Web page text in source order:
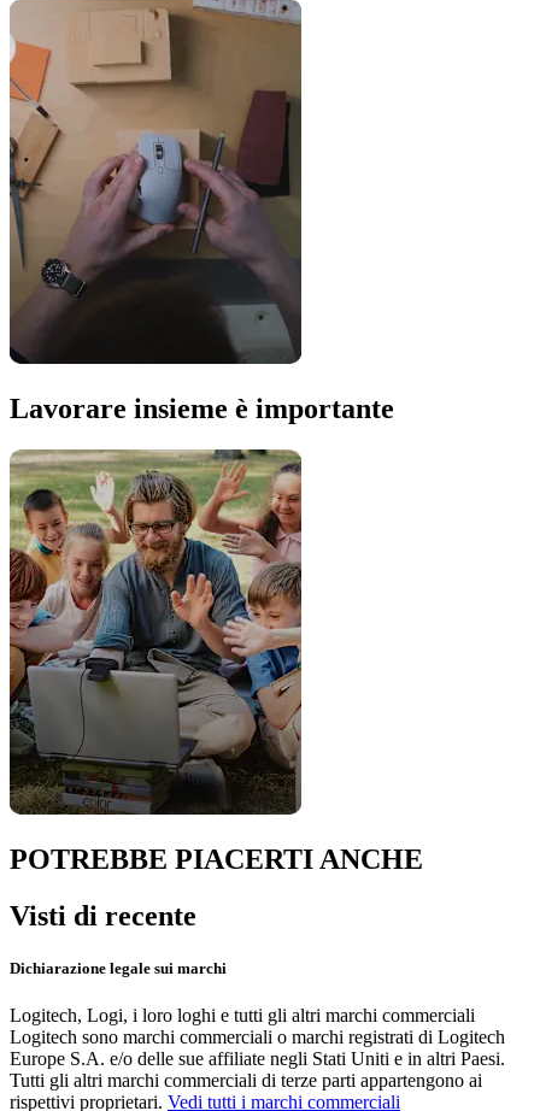
Lavorare insieme è importante
POTREBBE PIACERTI ANCHE
Visti di recente
Dichiarazione legale sui marchi
Logitech, Logi, i loro loghi e tutti gli altri marchi commerciali
Logitech sono marchi commerciali o marchi registrati di Logitech
Europe S.A. e/o delle sue affiliate negli Stati Uniti e in altri Paesi.
Tutti gli altri marchi commerciali di terze parti appartengono ai
rispettivi proprietari. Vedi tutti i marchi commerciali